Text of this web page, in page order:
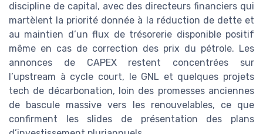
discipline de capital, avec des directeurs financiers qui
martèlent la priorité donnée à la réduction de dette et
au maintien d’un flux de trésorerie disponible positif
même en cas de correction des prix du pétrole. Les
annonces de CAPEX restent concentrées sur
l’upstream à cycle court, le GNL et quelques projets
tech de décarbonation, loin des promesses anciennes
de bascule massive vers les renouvelables, ce que
confirment les slides de présentation des plans